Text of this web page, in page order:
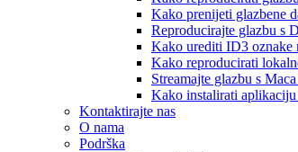
Kako prenijeti glazbene
Reproducirajte glazbu s
Kako urediti ID3 oznake
Kako reproducirati
Streamajte glazbu s
Kako instalirati
Kontaktirajte nas
O nama
Podrška